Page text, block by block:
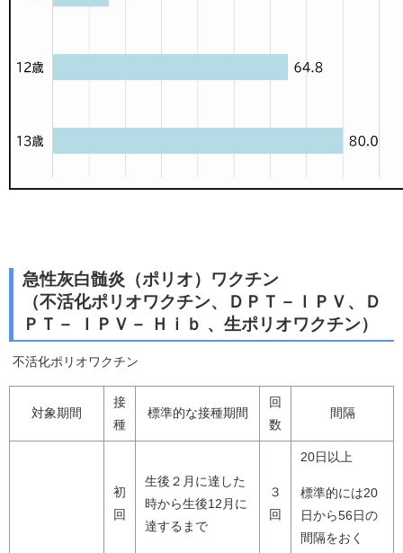
急性灰白髄炎（ポリオ）ワクチン
（不活化ポリオワクチン、ＤＰＴ－ＩＰＶ、Ｄ
ＰＴ－ ＩＰＶ－ Ｈｉｂ 、生ポリオワクチン）
不活化ポリオワクチン
対象期間
接
種
標準的な接種期間
回
数
間隔
初
回
生後２月に達した
時から生後12月に
達するまで
３
回
20日以上
標準的には20
日から56日の
間隔をおく